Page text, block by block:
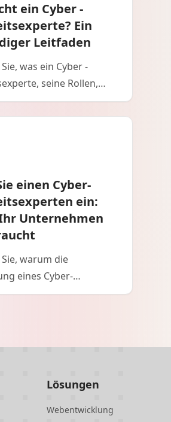
ein Cyber ​​-
Ein
Leitfaden
was ein Cyber ​​-
seine Rollen,
und wie er Unternehmen
Bedrohungen schützt.
einen Cyber-
ein:
Unternehmen
warum die
eines Cyber-
für den Schutz
Lösungen
Webentwicklung